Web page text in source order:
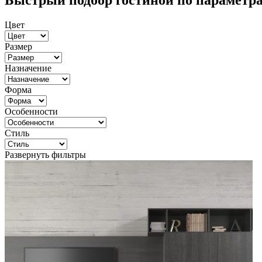
Цвет
Размер
Назначение
Форма
Особенности
Стиль
Развернуть фильтры